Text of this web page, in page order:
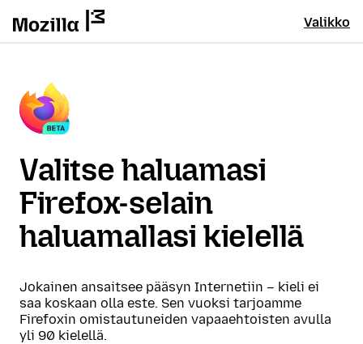
Valikko
Valitse haluamasi
Firefox-selain
haluamallasi kielellä
Jokainen ansaitsee pääsyn Internetiin – kieli ei
saa koskaan olla este. Sen vuoksi tarjoamme
Firefoxin omistautuneiden vapaaehtoisten avulla
yli 90 kielellä.